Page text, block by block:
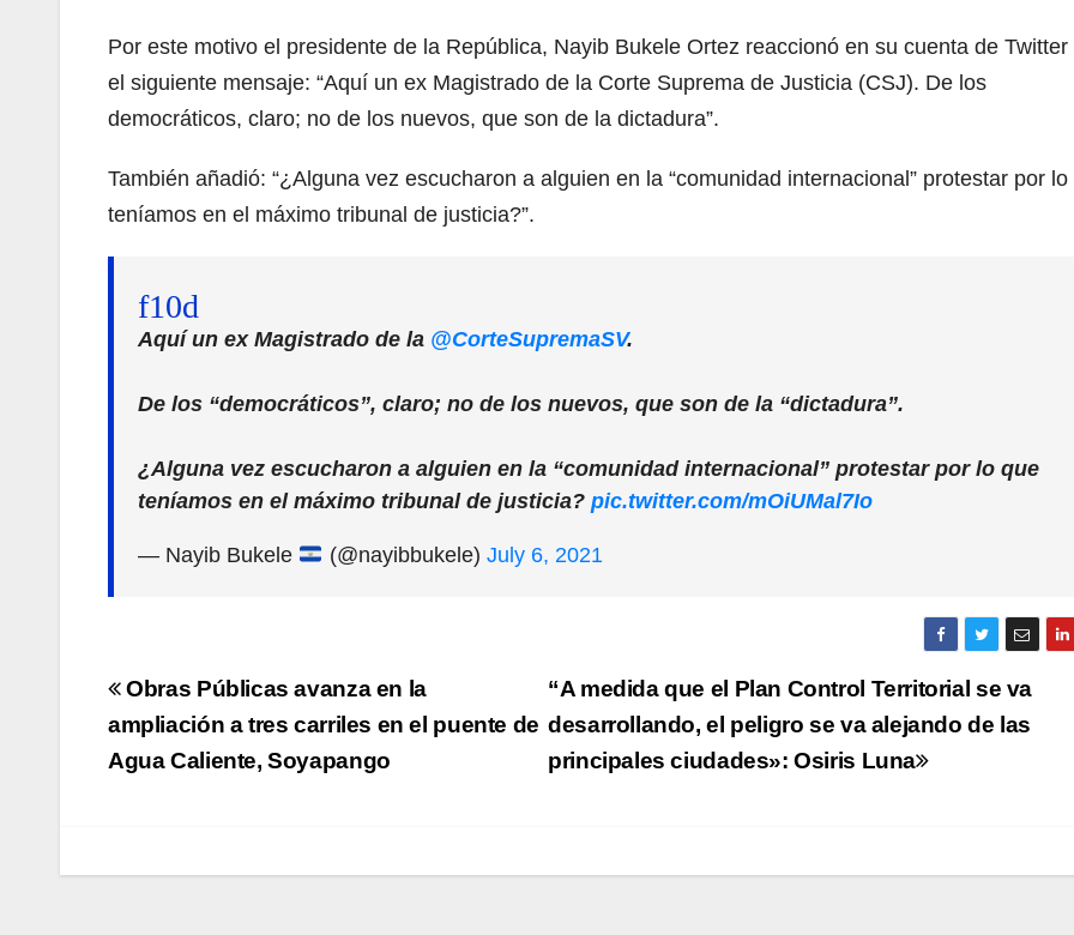
Por este motivo el presidente de la República, Nayib Bukele Ortez reaccionó en su cuenta de Twitter
el siguiente mensaje: “Aquí un ex Magistrado de la Corte Suprema de Justicia (CSJ). De los
democráticos, claro; no de los nuevos, que son de la dictadura”.
También añadió: “¿Alguna vez escucharon a alguien en la “comunidad internacional” protestar por lo
teníamos en el máximo tribunal de justicia?”.
Aquí un ex Magistrado de la @CorteSupremaSV.
De los “democráticos”, claro; no de los nuevos, que son de la “dictadura”.
¿Alguna vez escucharon a alguien en la “comunidad internacional” protestar por lo que
teníamos en el máximo tribunal de justicia? pic.twitter.com/mOiUMal7Io
— Nayib Bukele (@nayibbukele) July 6, 2021
Navegación
de
entradas
“A medida que el Plan Control Territorial se va
desarrollando, el peligro se va alejando de las
principales ciudades»: Osiris Luna
Obras Públicas avanza en la
ampliación a tres carriles en el puente de
Agua Caliente, Soyapango